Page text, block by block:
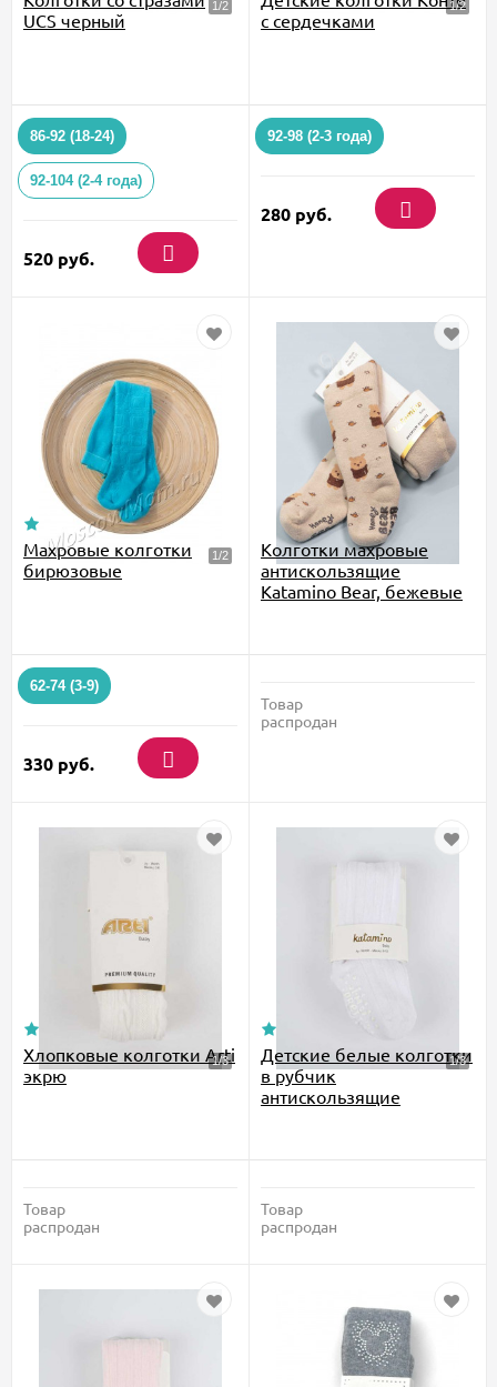
UCS черный
86-92 (18-24)
92-104 (2-4 года)
520 руб.
с сердечками
92-98 (2-3 года)
280 руб.
Махровые колготки
бирюзовые
62-74 (3-9)
330 руб.
Колготки махровые
антискользящие
Katamino Bear, бежевые
Товар
распродан
Хлопковые колготки Arti
экрю
Товар
распродан
Детские белые колготки
в рубчик
антискользящие
Товар
распродан